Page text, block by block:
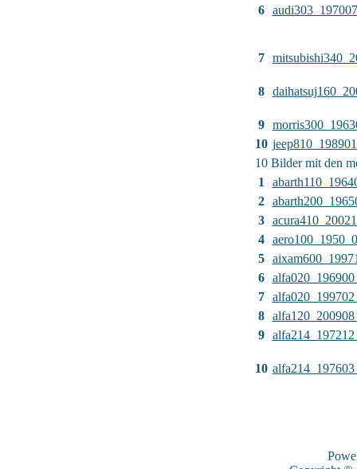
6
audi303_197007
7
8
9
10
10 Bilder mit den
1
2
3
4
5
6
7
8
9
10